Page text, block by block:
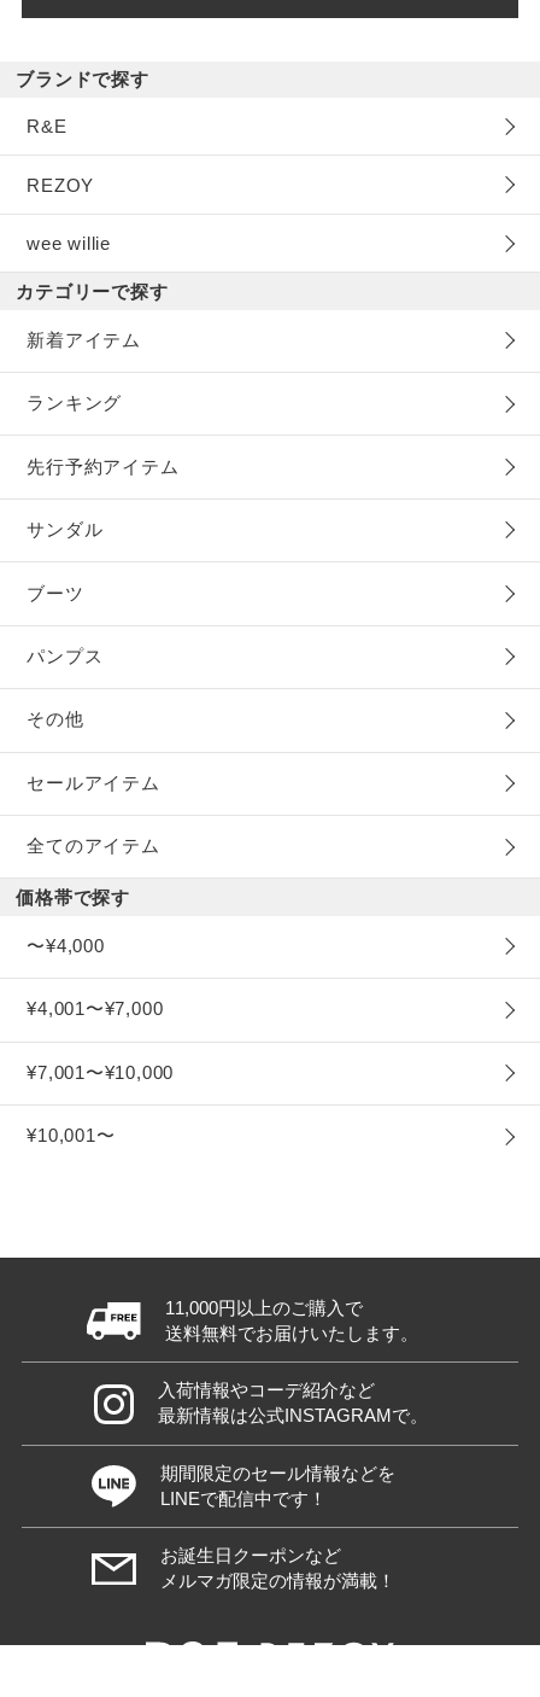
ブランドで探す
R&E
REZOY
wee willie
カテゴリーで探す
新着アイテム
ランキング
先行予約アイテム
サンダル
ブーツ
パンプス
その他
セールアイテム
全てのアイテム
価格帯で探す
〜¥4,000
¥4,001〜¥7,000
¥7,001〜¥10,000
¥10,001〜
11,000円以上のご購入で
送料無料でお届けいたします。
入荷情報やコーデ紹介など
最新情報は公式INSTAGRAMで。
期間限定のセール情報などを
LINEで配信中です！
お誕生日クーポンなど
メルマガ限定の情報が満載！